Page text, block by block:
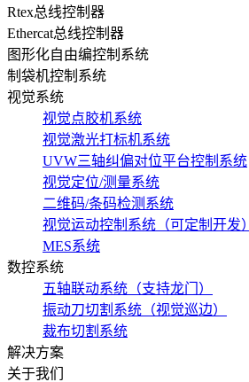
Rtex总线控制器
Ethercat总线控制器
图形化自由编控制系统
制袋机控制系统
视觉系统
视觉点胶机系统
视觉激光打标机系统
UVW三轴纠偏对位平台控制系统
视觉定位/测量系统
二维码/条码检测系统
视觉运动控制系统（可定制开发）
MES系统
数控系统
五轴联动系统（支持龙门）
振动刀切割系统（视觉巡边）
裁布切割系统
解决方案
关于我们